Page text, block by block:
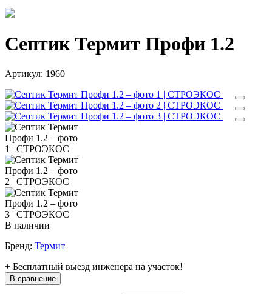
Септик Термит Профи 1.2
Артикул: 1960
В наличии
Бренд: Термит
+ Бесплатный выезд инженера на участок!
В сравнение